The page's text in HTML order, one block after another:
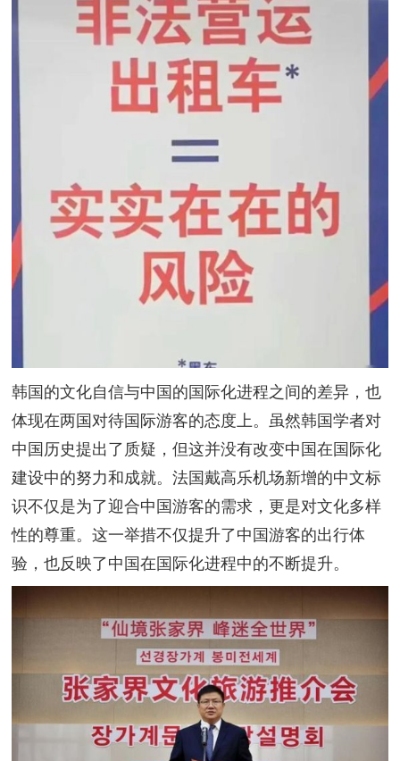
韩国的文化自信与中国的国际化进程之间的差异，也
体现在两国对待国际游客的态度上。虽然韩国学者对
中国历史提出了质疑，但这并没有改变中国在国际化
建设中的努力和成就。法国戴高乐机场新增的中文标
识不仅是为了迎合中国游客的需求，更是对文化多样
性的尊重。这一举措不仅提升了中国游客的出行体
验，也反映了中国在国际化进程中的不断提升。